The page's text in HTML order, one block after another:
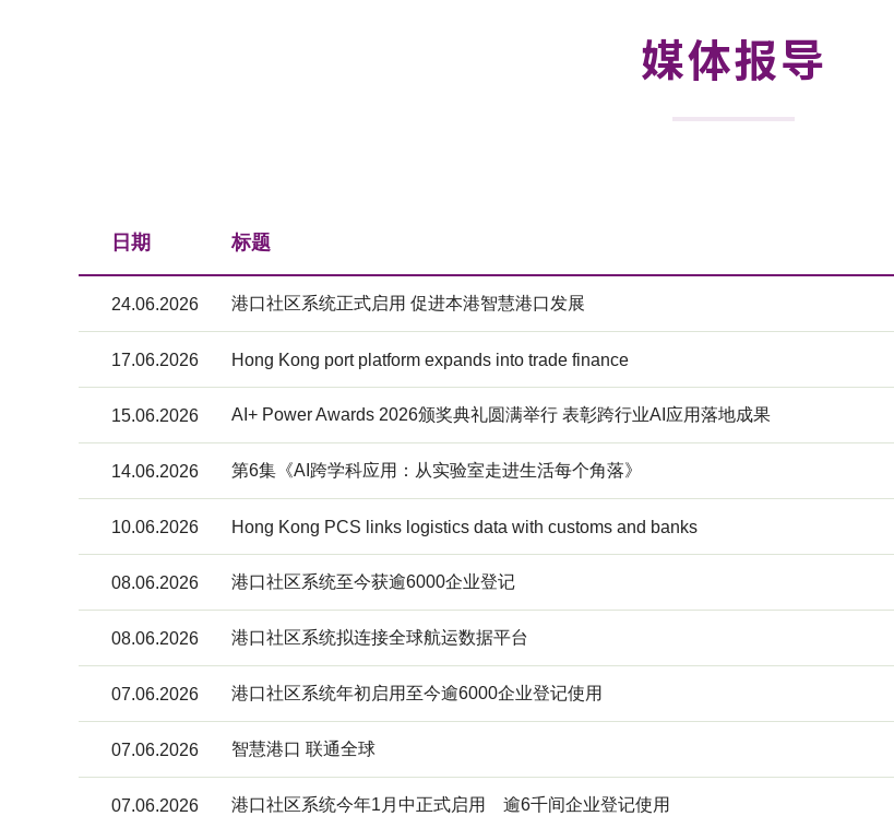
媒体报导
日期 标题
24.06.2026 港口社区系统正式启用 促进本港智慧港口发展
17.06.2026 Hong Kong port platform expands into trade finance
15.06.2026 AI+ Power Awards 2026颁奖典礼圆满举行 表彰跨行业AI应用落地成果
14.06.2026 第6集《AI跨学科应用：从实验室走进生活每个角落》
10.06.2026 Hong Kong PCS links logistics data with customs and banks
08.06.2026 港口社区系统至今获逾6000企业登记
08.06.2026 港口社区系统拟连接全球航运数据平台
07.06.2026 港口社区系统年初启用至今逾6000企业登记使用
07.06.2026 智慧港口 联通全球
07.06.2026 港口社区系统今年1月中正式启用 逾6千间企业登记使用